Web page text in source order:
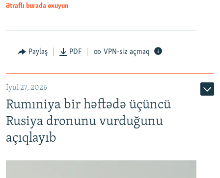
Ətraflı burada oxuyun
Paylaş PDF VPN-siz açmaq
İyul 27, 2026
Rumıniya bir həftədə üçüncü
Rusiya dronunu vurduğunu
açıqlayıb